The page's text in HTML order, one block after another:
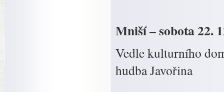
Mniší – sobota 22.
Vedle kulturního
hudba Javořina